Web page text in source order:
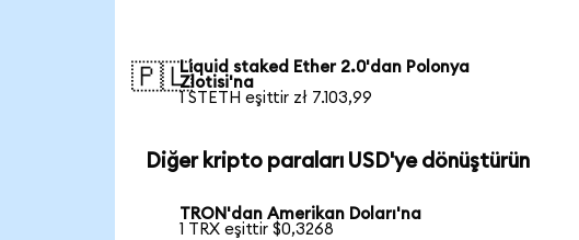
🇵🇱Liquid staked Ether 2.0'dan Polonya
Zlotisi'na
1 STETH eşittir zł 7.103,99
Diğer kripto paraları USD'ye dönüştürün
TRON'dan Amerikan Doları'na
1 TRX eşittir $0,3268